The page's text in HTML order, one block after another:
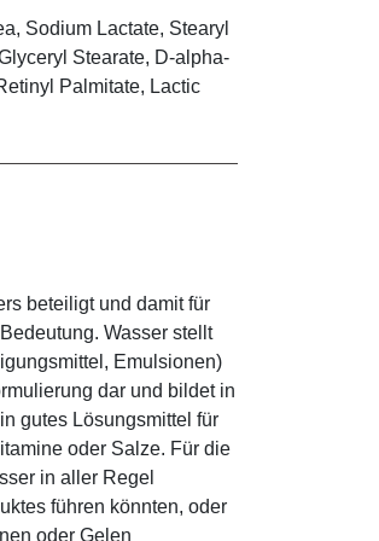
Sodium Lactate, Stearyl
Stearate, D-alpha-
Palmitate, Lactic
beteiligt und damit für
Wasser stellt
Emulsionen)
dar und bildet in
gutes Lösungsmittel für
oder Salze. Für die
in aller Regel
führen könnten, oder
oder Gelen